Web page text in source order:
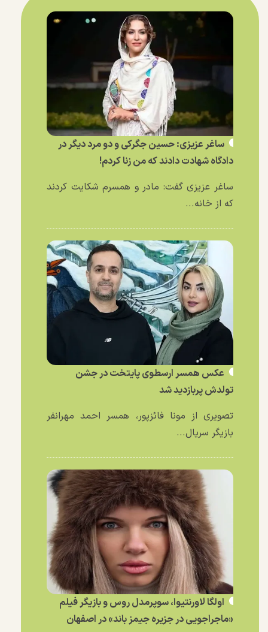
ساغر عزیزی: حسین جگرکی و دو مرد دیگر در
دادگاه شهادت دادند که من زنا کردم!
ساغر عزیزی گفت: مادر و همسرم شکایت کردند
که از خانه...
عکس همسر ارسطوی پایتخت در جشن
تولدش پربازدید شد
تصویری از مونا فائزپور، همسر احمد مهرانفر
بازیگر سریال...
اولگا لاورنتیوا، سوپرمدل روس و بازیگر فیلم
«ماجراجویی در جزیره جیمز باند» در اصفهان